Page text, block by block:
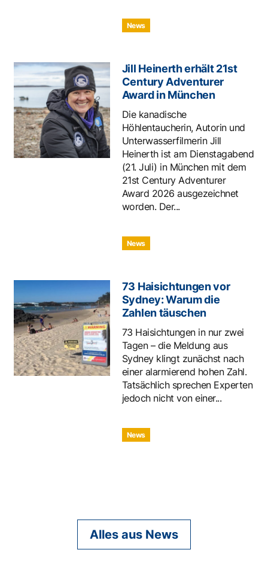
News
Jill Heinerth erhält 21st
Century Adventurer
Award in München
Die kanadische
Höhlentaucherin, Autorin und
Unterwasserfilmerin Jill
Heinerth ist am Dienstagabend
(21. Juli) in München mit dem
21st Century Adventurer
Award 2026 ausgezeichnet
worden. Der...
News
73 Haisichtungen vor
Sydney: Warum die
Zahlen täuschen
73 Haisichtungen in nur zwei
Tagen – die Meldung aus
Sydney klingt zunächst nach
einer alarmierend hohen Zahl.
Tatsächlich sprechen Experten
jedoch nicht von einer...
News
Alles aus News